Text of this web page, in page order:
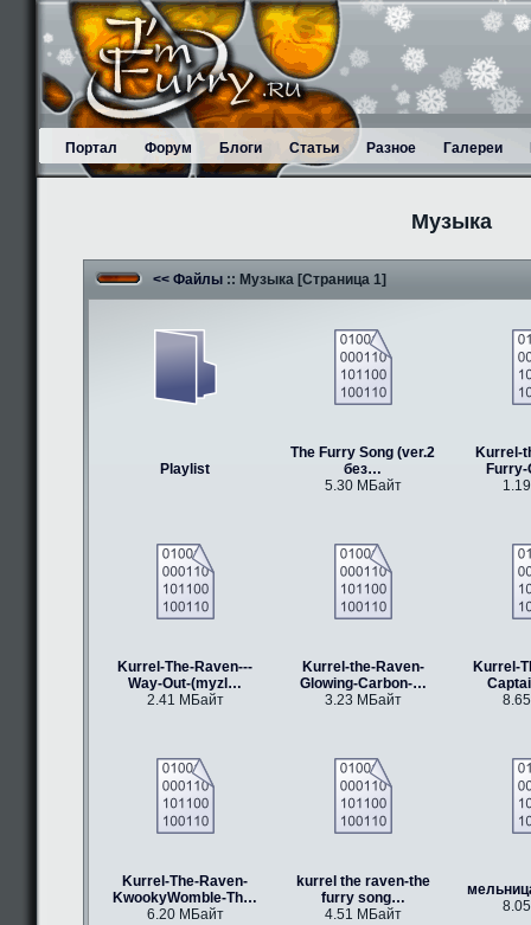
Портал Форум Блоги Статьи Разное Галереи
Музыка
<< Файлы :: Музыка [Страница 1]
Playlist
The Furry Song (ver.2
без…
5.30 МБайт
Kurrel-
Kurrel-The-Raven---
Way-Out-(myzl…
2.41 МБайт
Kurrel-the-Raven-
Glowing-Carbon-…
3.23 МБайт
Kurrel-
Kurrel-The-Raven-
KwookyWomble-Th…
6.20 МБайт
kurrel the raven-the
furry song…
4.51 МБайт